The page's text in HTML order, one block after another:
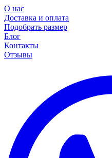
О нас
Доставка и оплата
Подобрать размер
Блог
Контакты
Отзывы